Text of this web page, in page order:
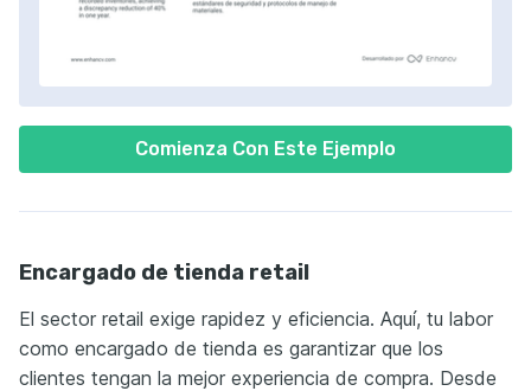
Comienza Con Este Ejemplo
Encargado de tienda retail
El sector retail exige rapidez y eficiencia. Aquí, tu labor
como encargado de tienda es garantizar que los
clientes tengan la mejor experiencia de compra. Desde